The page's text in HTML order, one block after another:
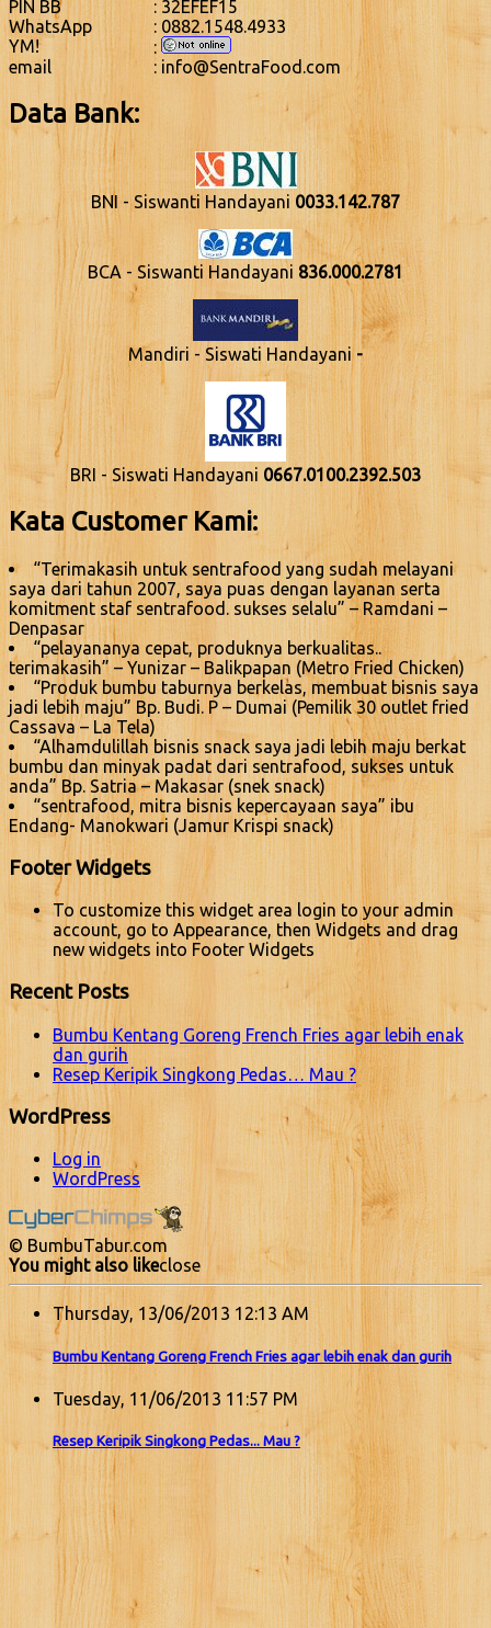
PIN BB
: 32EFEF15
WhatsApp
: 0882.1548.4933
YM!
:
email
: info@SentraFood.com
Data Bank:
BNI - Siswanti Handayani 0033.142.787
BCA - Siswanti Handayani 836.000.2781
Mandiri - Siswati Handayani -
BRI - Siswati Handayani 0667.0100.2392.503
Kata Customer Kami:
“Terimakasih untuk sentrafood yang sudah melayani
saya dari tahun 2007, saya puas dengan layanan serta
komitment staf sentrafood. sukses selalu” – Ramdani –
Denpasar
“pelayananya cepat, produknya berkualitas..
terimakasih” – Yunizar – Balikpapan (Metro Fried Chicken)
“Produk bumbu taburnya berkelas, membuat bisnis saya
jadi lebih maju” Bp. Budi. P – Dumai (Pemilik 30 outlet fried
Cassava – La Tela)
“Alhamdulillah bisnis snack saya jadi lebih maju berkat
bumbu dan minyak padat dari sentrafood, sukses untuk
anda” Bp. Satria – Makasar (snek snack)
“sentrafood, mitra bisnis kepercayaan saya” ibu
Endang- Manokwari (Jamur Krispi snack)
Footer Widgets
To customize this widget area login to your admin
account, go to Appearance, then Widgets and drag
new widgets into Footer Widgets
Recent Posts
Bumbu Kentang Goreng French Fries agar lebih enak
dan gurih
Resep Keripik Singkong Pedas… Mau ?
WordPress
Log in
WordPress
© BumbuTabur.com
You might also likeclose
Thursday, 13/06/2013 12:13 AM
Bumbu Kentang Goreng French Fries agar lebih enak dan gurih
Tuesday, 11/06/2013 11:57 PM
Resep Keripik Singkong Pedas... Mau ?